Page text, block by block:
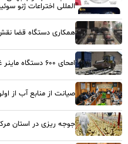
المللی اختراعات ژنو
همکاری دستگاه قضا
امحای ۶۰۰ دستگاه ماینر غیرمجاز در استان مرکزی
صیانت از منابع آب از
جوجه ریزی در استان مرکزی به بیش